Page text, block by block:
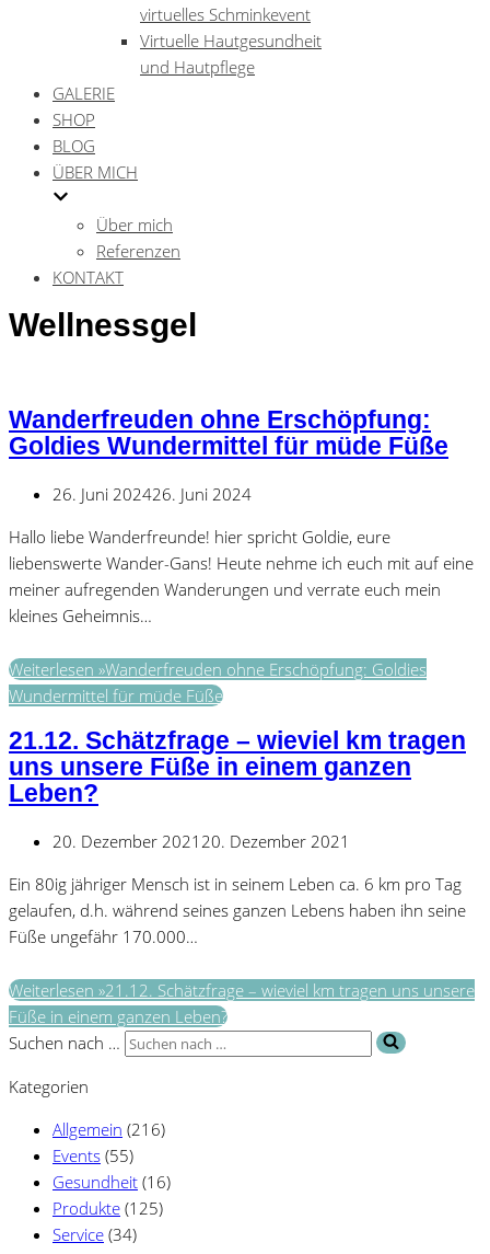
virtuelles Schminkevent
Virtuelle Hautgesundheit
und Hautpflege
GALERIE
SHOP
BLOG
ÜBER MICH
Über mich
Referenzen
KONTAKT
Wellnessgel
Wanderfreuden ohne Erschöpfung:
Goldies Wundermittel für müde Füße
26. Juni 202426. Juni 2024
Hallo liebe Wanderfreunde! hier spricht Goldie, eure
liebenswerte Wander-Gans! Heute nehme ich euch mit auf eine
meiner aufregenden Wanderungen und verrate euch mein
kleines Geheimnis…
Weiterlesen »Wanderfreuden ohne Erschöpfung: Goldies
Wundermittel für müde Füße
21.12. Schätzfrage – wieviel km tragen
uns unsere Füße in einem ganzen
Leben?
20. Dezember 2021 20. Dezember 2021
Ein 80ig jähriger Mensch ist in seinem Leben ca. 6 km pro Tag
gelaufen, d.h. während seines ganzen Lebens haben ihn seine
Füße ungefähr 170.000…
Weiterlesen »21.12. Schätzfrage – wieviel km tragen uns unsere
Füße in einem ganzen Leben?
Suchen nach …
Kategorien
Allgemein (216)
Events (55)
Gesundheit (16)
Produkte (125)
Service (34)